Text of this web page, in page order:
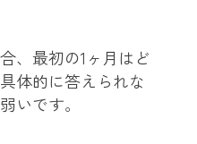
、最初の1ヶ月はど
体的に答えられな
いです。